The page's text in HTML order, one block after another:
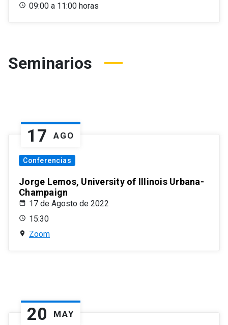
09:00 a 11:00 horas
Seminarios
17 AGO
Conferencias
Jorge Lemos, University of Illinois Urbana-
Champaign
17 de Agosto de 2022
15:30
Zoom
20 MAY